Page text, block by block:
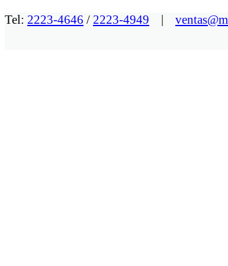
Tel: 2223-4646 / 2223-4949 |